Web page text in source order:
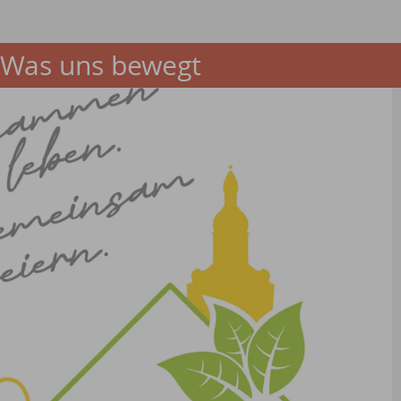
Was uns bewegt